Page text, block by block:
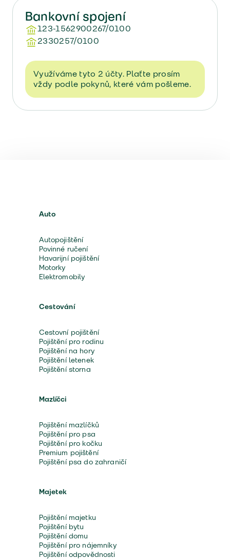
Bankovní spojení
123-1562900267/0100
2330257/0100
Využíváme tyto 2 účty. Plaťte prosím
vždy podle pokynů, které vám pošleme.
Auto
Autopojištění
Povinné ručení
Havarijní pojištění
Motorky
Elektromobily
Cestování
Cestovní pojištění
Pojištění pro rodinu
Pojištění na hory
Pojištění letenek
Pojištění storna
Mazlíčci
Pojištění mazlíčků
Pojištění pro psa
Pojištění pro kočku
Premium pojištění
Pojištění psa do zahraničí
Majetek
Pojištění majetku
Pojištění bytu
Pojištění domu
Pojištění pro nájemníky
Pojištění odpovědnosti